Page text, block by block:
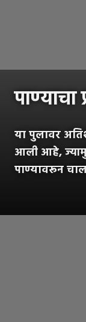
पाण्याचा
या पुलावर
आली आहे,
पाण्यावरून